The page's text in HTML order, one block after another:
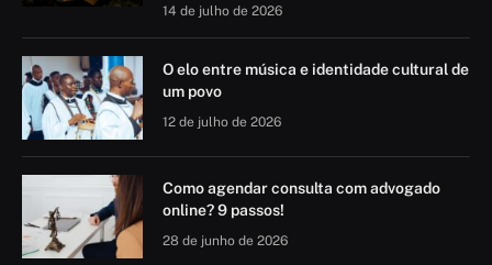
14 de julho de 2026
O elo entre música e identidade cultural de
um povo
12 de julho de 2026
Como agendar consulta com advogado
online? 9 passos!
28 de junho de 2026